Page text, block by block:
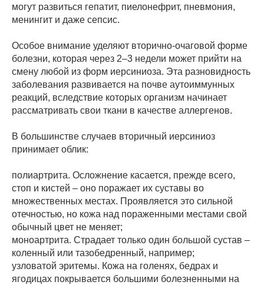
могут развиться гепатит, пиелонефрит, пневмония,
менингит и даже сепсис.
Особое внимание уделяют вторично-очаговой форме
болезни, которая через 2–3 недели может прийти на
смену любой из форм иерсиниоза. Эта разновидность
заболевания развивается на почве аутоиммунных
реакций, вследствие которых организм начинает
рассматривать свои ткани в качестве аллергенов.
В большинстве случаев вторичный иерсиниоз
принимает облик:
полиартрита. Осложнение касается, прежде всего,
стоп и кистей – оно поражает их суставы во
множественных местах. Проявляется это сильной
отечностью, но кожа над пораженными местами свой
обычный цвет не меняет;
моноартрита. Страдает только один большой сустав –
коленный или тазобедренный, например;
узловатой эритемы. Кожа на голенях, бедрах и
ягодицах покрывается большими болезненными на